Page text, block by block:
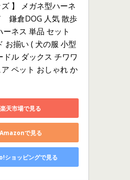
】 メガネ型ハーネ
鎌倉DOG 人気 散歩
ーネス 単品 セット
お揃い ( 犬の服 小型
ドル ダックス チワワ
ア ペット おしゃれ か
楽天市場で見る
Amazonで見る
ショッピングで見る